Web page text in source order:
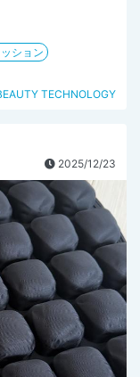
ション
TECHNOLOGY
2025/12/23